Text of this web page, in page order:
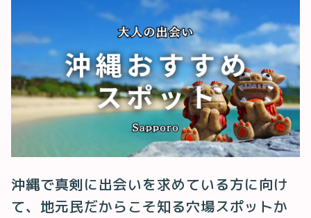
沖縄で真剣に出会いを求めている方に向け
て、地元民だからこそ知る穴場スポットか